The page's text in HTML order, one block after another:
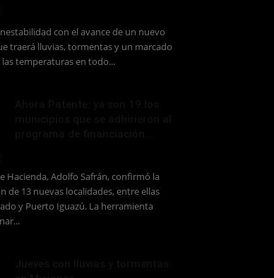
con el avance de un nuevo
traerá lluvias, tormentas y un marcado
las temperaturas en todo...
Hacienda, Adolfo Safrán, confirmó la
de 13 nuevas localidades, entre ellas
y Puerto Iguazú. La herramienta